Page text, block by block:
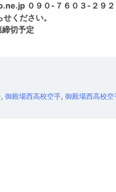
０９０-７６０３-２９２
ください。
切予定
, 御殿場西高校空手, 御殿場西高校空